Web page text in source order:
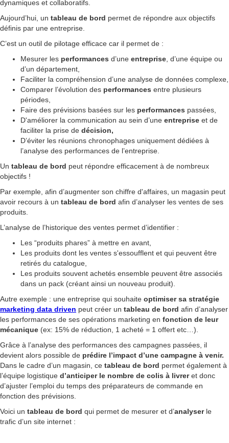
dynamiques et collaboratifs.
Aujourd’hui, un tableau de bord permet de répondre aux objectifs
définis par une entreprise.
C’est un outil de pilotage efficace car il permet de :
Mesurer les performances d’une entreprise , d’une équipe ou
d’un département,
Faciliter la compréhension d’une analyse de données complexe,
Comparer l’évolution des performances entre plusieurs
périodes,
Faire des prévisions basées sur les performances passées,
D'améliorer la communication au sein d’une entreprise et de
faciliter la prise de décision,
D’éviter les réunions chronophages uniquement dédiées à
l’analyse des performances de l’entreprise.
Un tableau de bord peut répondre efficacement à de nombreux
objectifs !
Par exemple, afin d’augmenter son chiffre d'affaires, un magasin peut
avoir recours à un tableau de bord afin d’analyser les ventes de ses
produits.
L’analyse de l’historique des ventes permet d’identifier :
Les “produits phares” à mettre en avant,
Les produits dont les ventes s'essoufflent et qui peuvent être
retirés du catalogue,
Les produits souvent achetés ensemble peuvent être associés
dans un pack (créant ainsi un nouveau produit).
Autre exemple : une entreprise qui souhaite optimiser sa stratégie
marketing data driven peut créer un tableau de bord afin d’analyser
les performances de ses opérations marketing en fonction de leur
mécanique (ex: 15% de réduction, 1 acheté = 1 offert etc…).
Grâce à l’analyse des performances des campagnes passées, il
devient alors possible de prédire l’impact d’une campagne à venir.
Dans le cadre d’un magasin, ce tableau de bord permet également à
l’équipe logistique d’anticiper le nombre de colis à livreret donc
d’ajuster l’emploi du temps des préparateurs de commande en
fonction des prévisions.
Voici un tableau de bord qui permet de mesurer et d’analyserle
trafic d’un site internet :